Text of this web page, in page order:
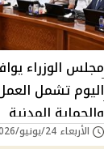
اليوم تشمل
والحماية المدنية
الأربعاء 24/يونيو/2026 - 02:40 م